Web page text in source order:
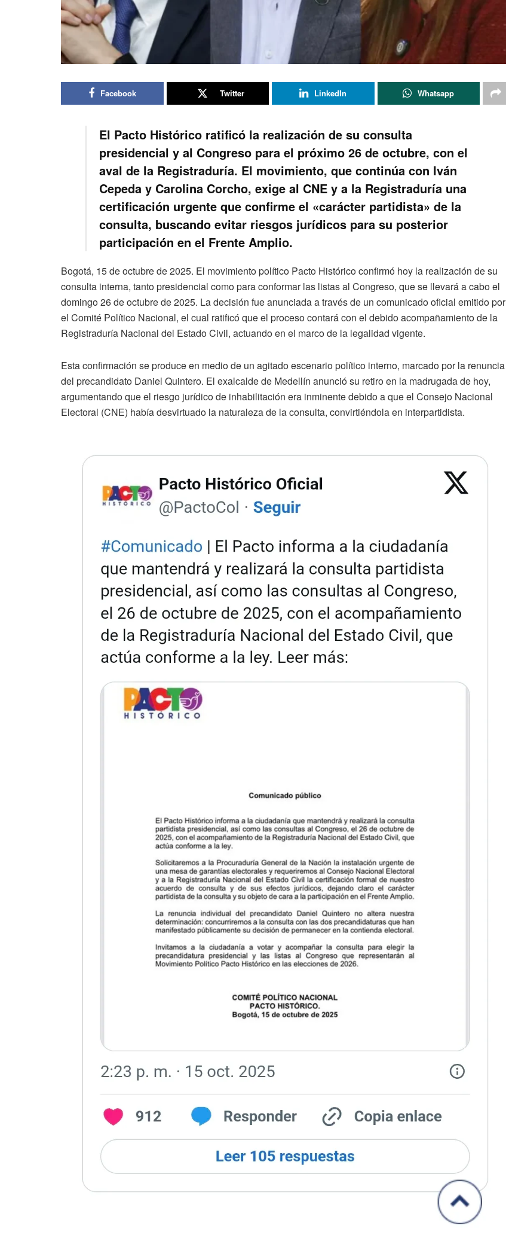
Facebook Twitter LinkedIn Whatsapp
El Pacto Histórico ratificó la realización de su consulta
presidencial y al Congreso para el próximo 26 de octubre, con el
aval de la Registraduría. El movimiento, que continúa con Iván
Cepeda y Carolina Corcho, exige al CNE y a la Registraduría una
certificación urgente que confirme el «carácter partidista» de la
consulta, buscando evitar riesgos jurídicos para su posterior
participación en el Frente Amplio.
Bogotá, 15 de octubre de 2025. El movimiento político Pacto Histórico confirmó hoy la realización de su
consulta interna, tanto presidencial como para conformar las listas al Congreso, que se llevará a cabo el
domingo 26 de octubre de 2025. La decisión fue anunciada a través de un comunicado oficial emitido por
el Comité Político Nacional, el cual ratificó que el proceso contará con el debido acompañamiento de la
Registraduría Nacional del Estado Civil, actuando en el marco de la legalidad vigente.
Esta confirmación se produce en medio de un agitado escenario político interno, marcado por la renuncia
del precandidato Daniel Quintero. El exalcalde de Medellín anunció su retiro en la madrugada de hoy,
argumentando que el riesgo jurídico de inhabilitación era inminente debido a que el Consejo Nacional
Electoral (CNE) había desvirtuado la naturaleza de la consulta, convirtiéndola en interpartidista.